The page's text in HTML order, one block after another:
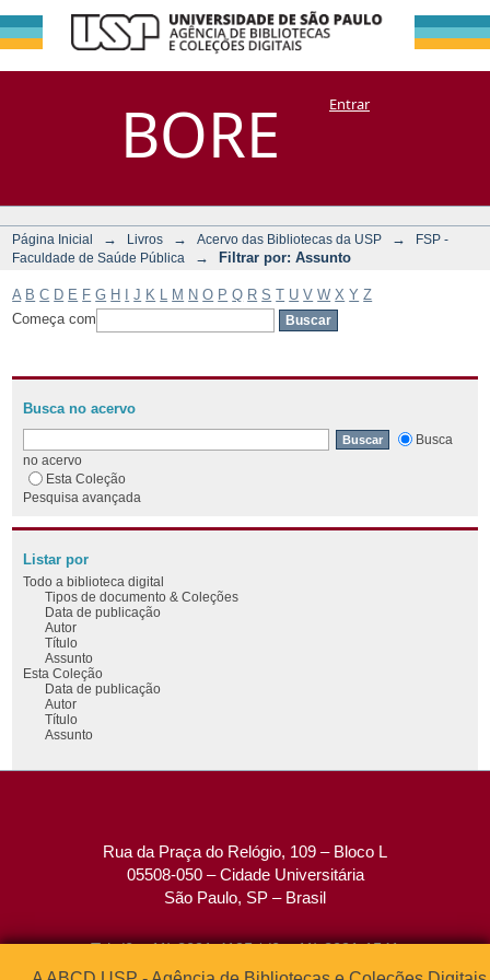
BORE
Filtrar por:
Assunto
DSpace/Manakin + CoriscoEntrar
Página Inicial → Livros → Acervo das Bibliotecas da USP →
FSP -
Faculdade de Saúde Pública
→ Filtrar por: Assunto
A B C D E F G H J K M N O P Q R S T U V W X Y Z
Começa com
Busca no acervo
Busca
no acervo
Esta Coleção
Pesquisa avançada
Listar por
Todo a biblioteca digital
Tipos de documento & Coleções
Data de publicação
Autor
Título
Assunto
Esta Coleção
Data de publicação
Autor
Título
Assunto
Rua da Praça do Relógio, 109 – Bloco L
05508-050 – Cidade Universitária
São Paulo, SP – Brasil
Tel: (0xx11) 3091-4195 / (0xx11) 3091-1541
Fax: (0xx11) 3091-1567